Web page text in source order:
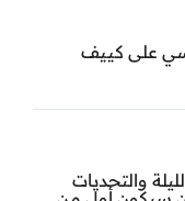
على كييف
والتحديات